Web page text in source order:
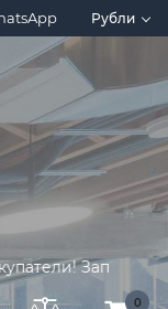
Рубли
Запросите
0